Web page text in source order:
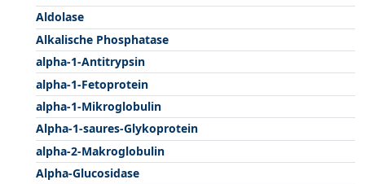
Aldolase
Alkalische Phosphatase
alpha-1-Antitrypsin
alpha-1-Fetoprotein
alpha-1-Mikroglobulin
Alpha-1-saures-Glykoprotein
alpha-2-Makroglobulin
Alpha-Glucosidase